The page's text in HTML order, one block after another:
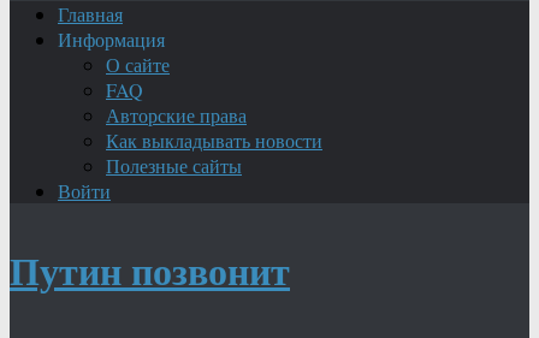
Главная
Информация
О сайте
FAQ
Авторские права
Как выкладывать новости
Полезные сайты
Войти
Путин позвонит